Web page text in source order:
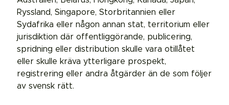
Ryssland, Singapore, Storbritannien eller
Sydafrika eller någon annan stat, territorium eller
jurisdiktion där offentliggörande, publicering,
spridning eller distribution skulle vara otillåtet
eller skulle kräva ytterligare prospekt,
registrering eller andra åtgärder än de som följer
av svensk rätt.